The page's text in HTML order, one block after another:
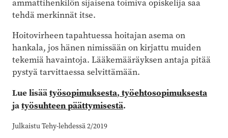
ammattihenkilön sijaisena toimiva opiskelija saa
tehdä merkinnät itse.
Hoitovirheen tapahtuessa hoitajan asema on
hankala, jos hänen nimissään on kirjattu muiden
tekemiä havaintoja. Lääkemääräyksen antaja pitää
pystyä tarvittaessa selvittämään.
Lue lisäätyösopimuksesta, työehtosopimuksesta
jatyösuhteen päättymisestä.
Julkaistu Tehy-lehdessä 2/2019